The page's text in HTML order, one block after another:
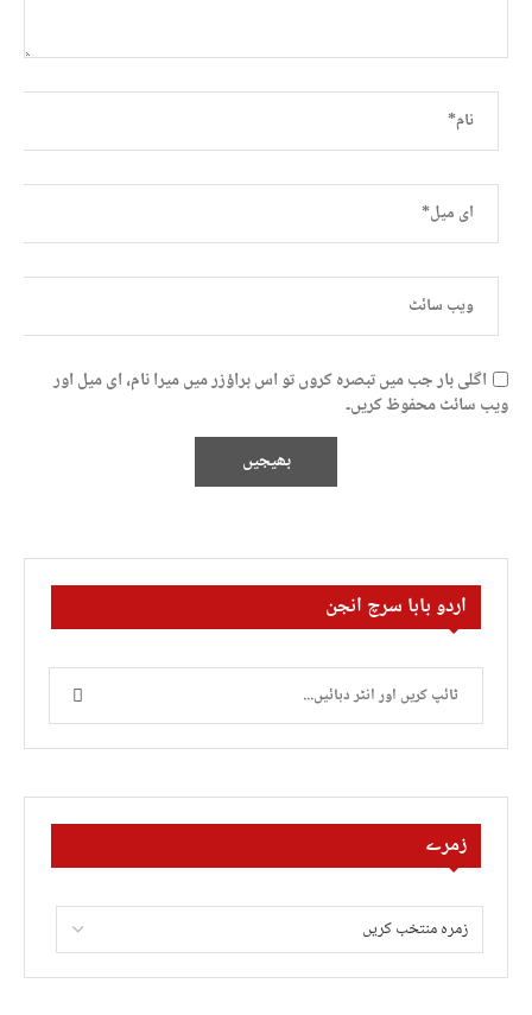
اگلی بار جب میں تبصرہ کروں تو اس براؤزر میں میرا نام، ای میل اور
ویب سائٹ محفوظ کریں۔
اردو بابا سرچ انجن
زمرے